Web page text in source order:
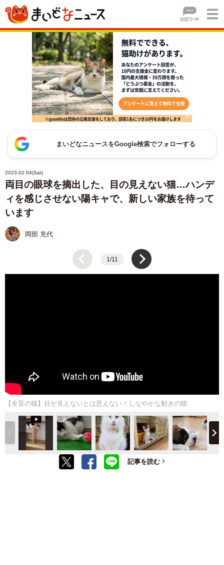
まいどなニュースをGoogle検索でフォローする
2023.02.04(Sat)
両目の眼球を摘出した、目の見えない猫…ハンデ
ィを感じさせない陽キャで、新しい家族を待って
います
岡部 充代
1/11
【全盲の猫】目が見えないとは思えない！しなやかな動きの猫
記事を読む